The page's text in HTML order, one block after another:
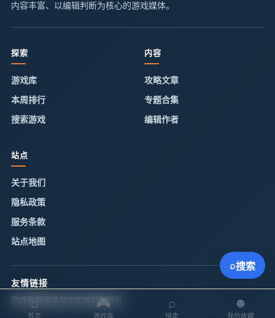
内容丰富、以编辑判断为核心的游戏媒体。
探索
游戏库
本周排行
搜索游戏
内容
攻略文章
专题合集
编辑作者
站点
关于我们
隐私政策
服务条款
站点地图
友情链接
游戏葡萄 机核网游研社
⌂
首页
🎮
游戏库
⌕
搜索
☻
我的收藏
⌕搜索